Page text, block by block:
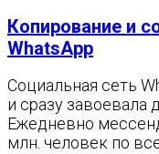
Копирование и
WhatsApp
Социальная сеть
и сразу завоевала
Ежедневно
млн. человек по